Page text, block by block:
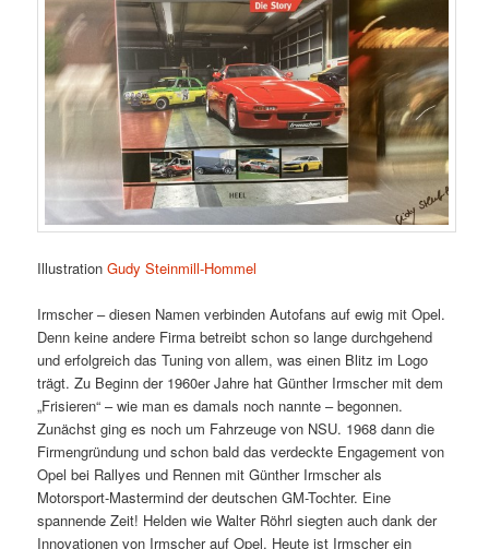
Illustration Gudy Steinmill-Hommel
Irmscher – diesen Namen verbinden Autofans auf ewig mit Opel.
Denn keine andere Firma betreibt schon so lange durchgehend
und erfolgreich das Tuning von allem, was einen Blitz im Logo
trägt. Zu Beginn der 1960er Jahre hat Günther Irmscher mit dem
„Frisieren“ – wie man es damals noch nannte – begonnen.
Zunächst ging es noch um Fahrzeuge von NSU. 1968 dann die
Firmengründung und schon bald das verdeckte Engagement von
Opel bei Rallyes und Rennen mit Günther Irmscher als
Motorsport-Mastermind der deutschen GM-Tochter. Eine
spannende Zeit! Helden wie Walter Röhrl siegten auch dank der
Innovationen von Irmscher auf Opel. Heute ist Irmscher ein